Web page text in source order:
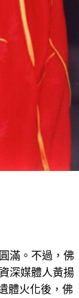
滿。不過，佛
深媒體人黃揚
體火化後，佛